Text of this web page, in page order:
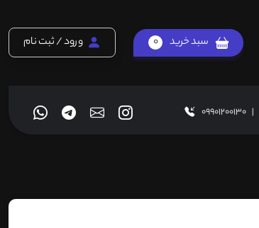
سبد خرید 0 ورود / ثبت نام
|
09901200130